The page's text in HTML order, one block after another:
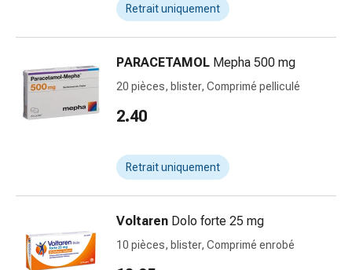
yeux
des
yeux
Cœur
Thérapie
cardiaque
contention
Troubles
Retrait uniquement
PARACETAMOL Mepha 500 mg
20 pièces, blister, Comprimé pelliculé
2.40
Retrait uniquement
Voltaren Dolo forte 25 mg
10 pièces, blister, Comprimé enrobé